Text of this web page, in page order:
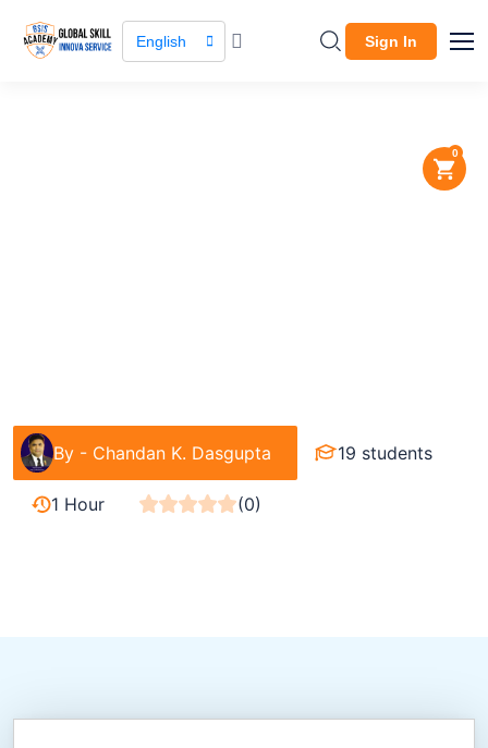
English Sign In
0
By - Chandan K. Dasgupta 19 students
1 Hour (0)